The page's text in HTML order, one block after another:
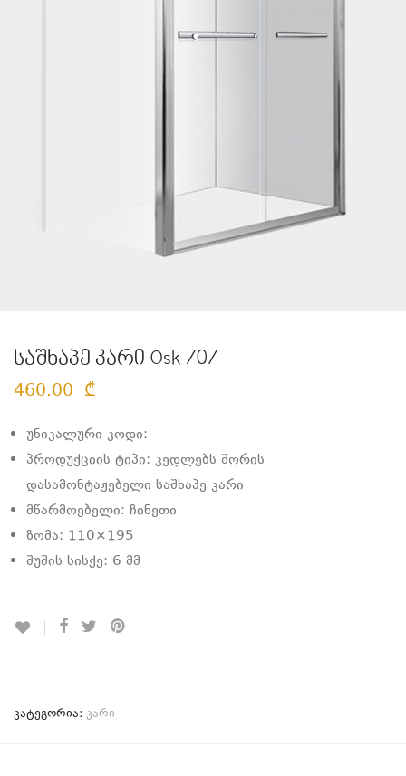
საშხაპე კარი Osk 707
460.00 ₾
უნიკალური კოდი:
პროდუქციის ტიპი: კედლებს შორის
დასამონტაჟებელი საშხაპე კარი
მწარმოებელი: ჩინეთი
ზომა: 110×195
შუშის სისქე: 6 მმ
კატეგორია: კარი